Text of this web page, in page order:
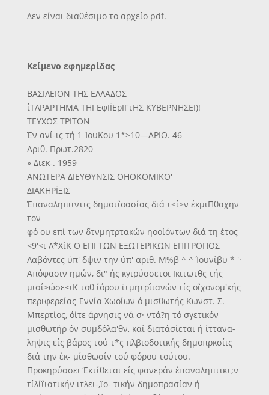
Δεν είναι διαθέσιμο το αρχείο pdf.
Κείμενο εφημερίδας
ΒΑΣΙΛΕΙΟΝ ΤΗΣ ΕΛΛΑΔΟΣ
ίΤΛΡΑΡΤΗΜΑ ΤΗΙ ΕφΙΪΕρΙΓτΗΣ ΚΥΒΕΡΝΗΣΕΙ)!
ΤΕΥΧΟΣ ΤΡΙΤΟΝ
Έν ανί-ις τή 1 ΊουΚου 1*>10—ΑΡΙΘ. 46
Αριθ. Πρωτ.2820
» Διεκ-. 1959
ΑΝΩΤΕΡΑ ΔΙΕΥΘΥΝΣΙΣ ΟΗΟΚΟΜΙΚΟ'
ΔΙΑΚΗΡΪΞΙΣ
Έπαναληπιιντις δημοτΐοασίας διά τ<ί>ν έκμιΠθαχην
τον
φό ου επί των δτνμητρτακών ηοοίόντων διά τη έτος
<9'<ι Λ*ΧίΚ Ο ΕΠΙ ΤΩΝ ΕΞΩΤΕΡΙΚΩΝ ΕΠΙΤΡΟΠΟΣ
Λαβόντες ύπ' δψιν την ύπ' αριθ. Μ%β ^ ^ Ίουνίβυ * '·
Απόφασιν ημών, δι" ής κγιρύσσετοι Ικιτωτθς τής
μισί>ώσε<ιΚ τοθ ίόρου ϊτμητρΐιανών τίς οΐχονομ'κής
περιφερείας Έννία Χωοίων ό μισθωτής Κωνστ. Σ.
Μπερτίος, όίτε άρνησις νά σ· ντά?η τό σγετικόν
μισθωτήρ όν συμδόλα'θν, καί διατάσΐεται ή ίττανα-
ληψις είς βάρος τού τ*ς πλβιοδοτικής δημοπρκσίϊς
διά την έκ- μίσθωσΐν τοΰ φόρου τούτου.
Προκηρύσσει Έκτίθεται είς φανεράν έπαναληπτικτ;ν
τίλίΐιατικήν ιτλει-,ϊο- τικήν δημοπρασίαν ή